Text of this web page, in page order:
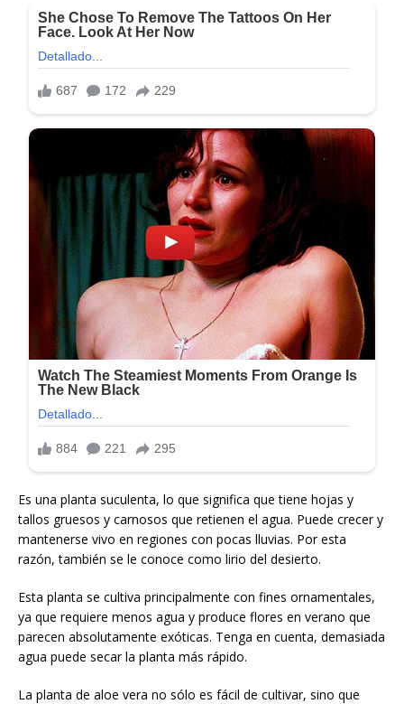
Es una planta suculenta, lo que significa que tiene hojas y
tallos gruesos y carnosos que retienen el agua. Puede crecer y
mantenerse vivo en regiones con pocas lluvias. Por esta
razón, también se le conoce como lirio del desierto.
Esta planta se cultiva principalmente con fines ornamentales,
ya que requiere menos agua y produce flores en verano que
parecen absolutamente exóticas. Tenga en cuenta, demasiada
agua puede secar la planta más rápido.
La planta de aloe vera no sólo es fácil de cultivar, sino que